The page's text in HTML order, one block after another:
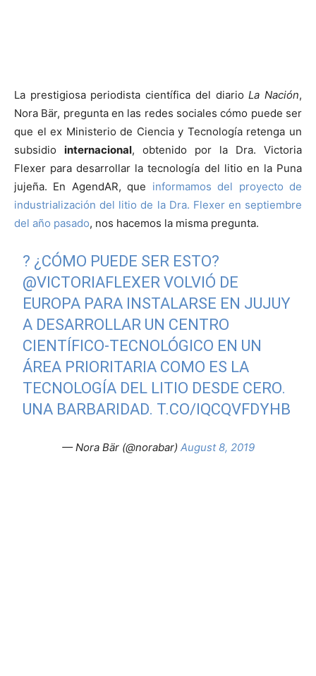
La prestigiosa periodista científica del diarioLa Nación,
Nora Bär, pregunta en las redes sociales cómo puede ser
que el ex Ministerio de Ciencia y Tecnología retenga un
subsidio internacional, obtenido por la Dra. Victoria
Flexer para desarrollar la tecnología del litio en la Puna
jujeña. En AgendAR, que informamos del proyecto de
industrialización del litio de la Dra. Flexer en septiembre
del año pasado, nos hacemos la misma pregunta.
? ¿CÓMO PUEDE SER ESTO?
@VICTORIAFLEXER VOLVIÓ DE
EUROPA PARA INSTALARSE EN JUJUY
A DESARROLLAR UN CENTRO
CIENTÍFICO-TECNOLÓGICO EN UN
ÁREA PRIORITARIA COMO ES LA
TECNOLOGÍA DEL LITIO DESDE CERO.
UNA BARBARIDAD. T.CO/IQCQVFDYHB
— Nora Bär (@norabar) August 8, 2019